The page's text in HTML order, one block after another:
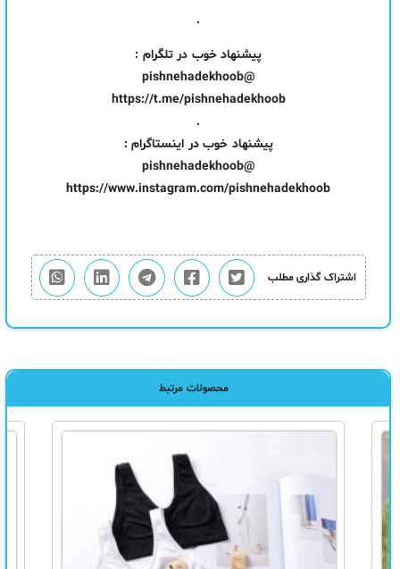
.
پیشنهاد خوب در تلگرام :
@pishnehadekhoob
https://t.me/pishnehadekhoob
.
پیشنهاد خوب در اینستاگرام :
@pishnehadekhoob
https://www.instagram.com/pishnehadekhoob
اشتراک گذاری مطلب
محصولات مرتبط